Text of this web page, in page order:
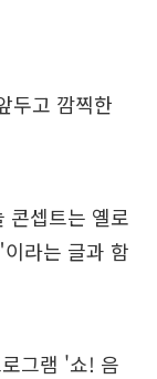
두고 깜찍한
콘셉트는 옐로
라는 글과 함
그램 '쇼! 음